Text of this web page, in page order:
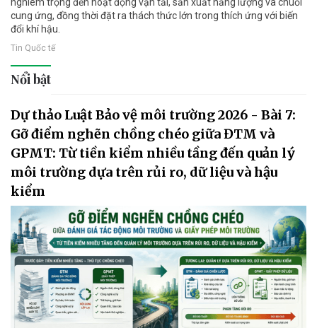
cung ứng, đồng thời đặt ra thách thức lớn trong thích ứng với biến
đổi khí hậu.
Tin Quốc tế
Nổi bật
Dự thảo Luật Bảo vệ môi trường 2026 - Bài 7:
Gỡ điểm nghẽn chồng chéo giữa ĐTM và
GPMT: Từ tiền kiểm nhiều tầng đến quản lý
môi trường dựa trên rủi ro, dữ liệu và hậu
kiểm